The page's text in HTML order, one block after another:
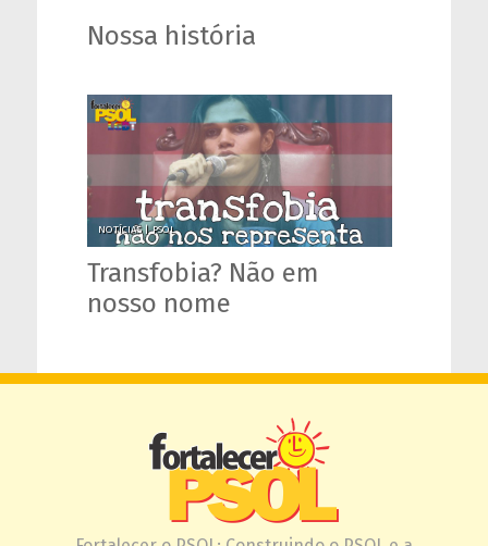
Nossa história
NOTÍCIAS |PSOL
Transfobia? Não em
nosso nome